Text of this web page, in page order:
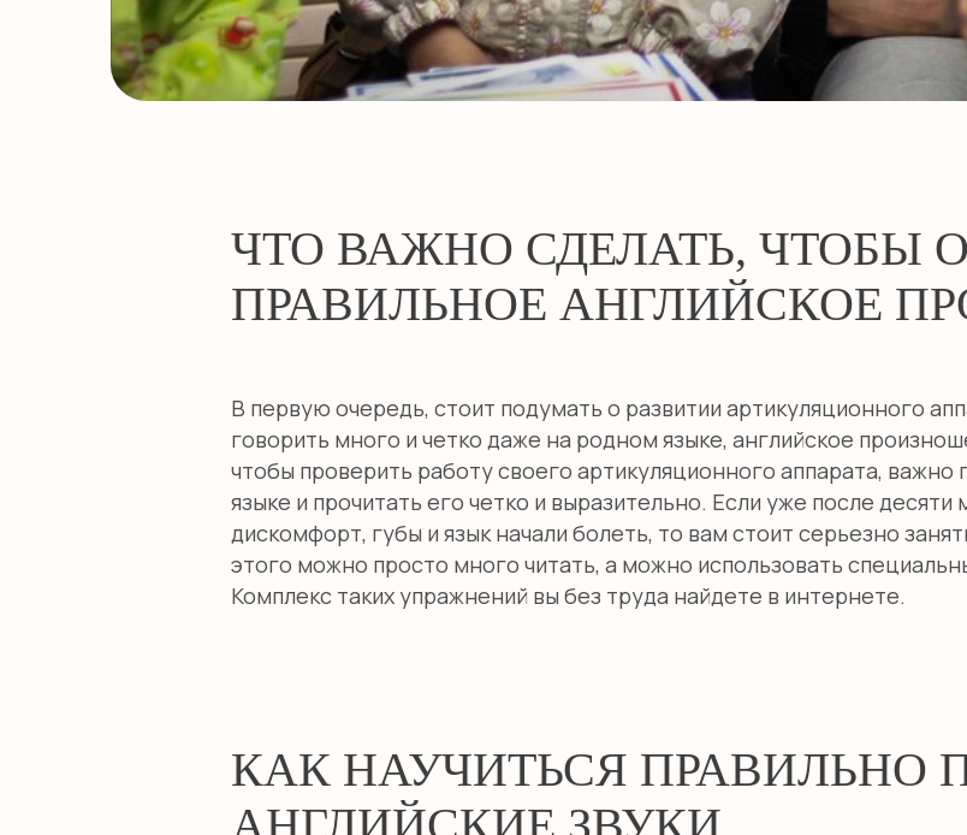
ЧТО ВАЖНО СДЕЛАТЬ, ЧТОБЫ
ПРАВИЛЬНОЕ АНГЛИЙСКОЕ
В первую очередь, стоит подумать о развитии артикуляционного
говорить много и четко даже на родном языке, английское
чтобы проверить работу своего артикуляционного аппарата,
языке и прочитать его четко и выразительно. Если уже после десяти
дискомфорт, губы и язык начали болеть, то вам стоит серьезно
этого можно просто много читать, а можно использовать
Комплекс таких упражнений вы без труда найдете в интернете.
КАК НАУЧИТЬСЯ ПРАВИЛЬНО